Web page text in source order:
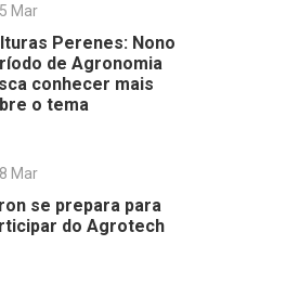
Mar
Perenes: Nono
de Agronomia
conhecer mais
o tema
Mar
se prepara para
do Agrotech